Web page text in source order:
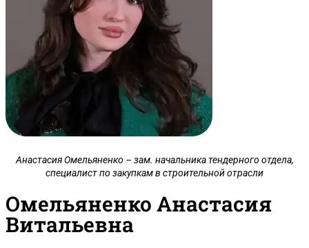
Анастасия Омельяненко – зам. начальника тендерного отдела,
специалист по закупкам в строительной отрасли
Омельяненко Анастасия
Витальевна